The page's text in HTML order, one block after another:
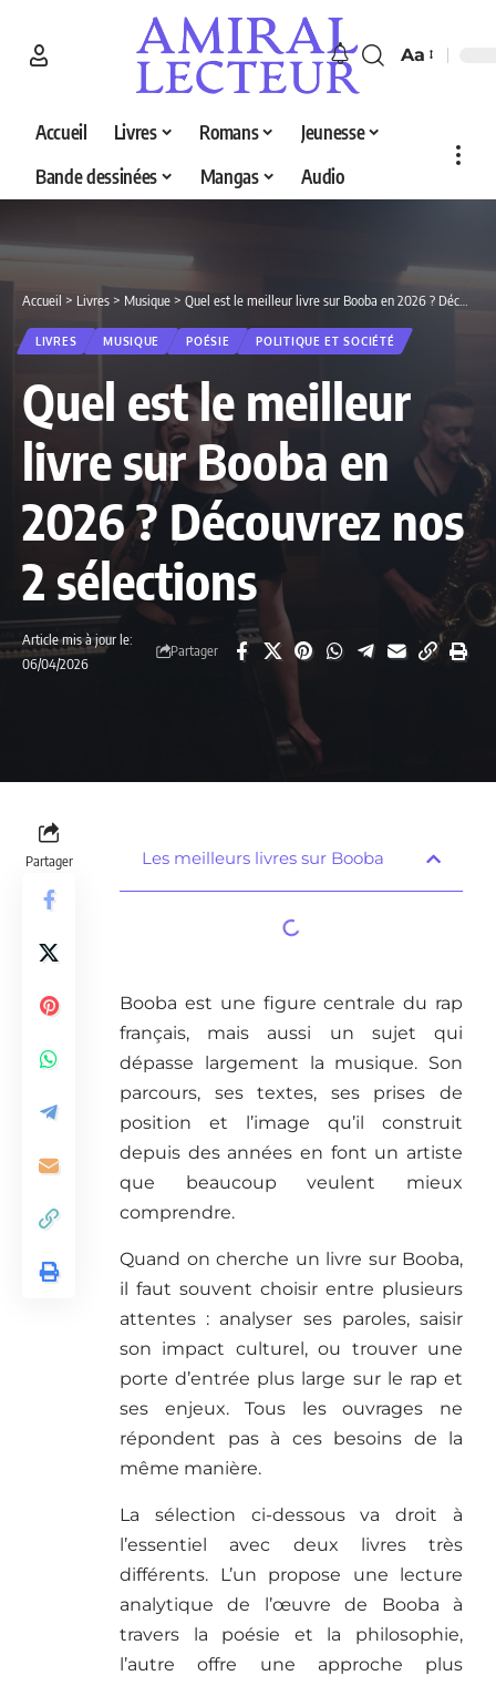
Aa
Accueil Livres Romans
Jeunesse
Bande dessinées
Mangas Audio
Accueil > Livres > Musique > Quel est le meilleur livre sur Booba en 2026 ? Découvrez nos 2 sélections
LIVRES MUSIQUE POÉSIE POLITIQUE ET SOCIÉTÉ
Quel est le meilleur
livre sur Booba en
2026 ? Découvrez nos
2 sélections
Article mis à jour le:
06/04/2026
Partager
Partager Les meilleurs livres sur Booba
Booba est une figure centrale du rap
français, mais aussi un sujet qui
dépasse largement la musique. Son
parcours, ses textes, ses prises de
position et l’image qu’il construit
depuis des années en font un artiste
que beaucoup veulent mieux
comprendre.
Quand on cherche un livre sur Booba,
il faut souvent choisir entre plusieurs
attentes : analyser ses paroles, saisir
son impact culturel, ou trouver une
porte d’entrée plus large sur le rap et
ses enjeux. Tous les ouvrages ne
répondent pas à ces besoins de la
même manière.
La sélection ci-dessous va droit à
l’essentiel avec deux livres très
différents. L’un propose une lecture
analytique de l’œuvre de Booba à
travers la poésie et la philosophie,
l’autre offre une approche plus